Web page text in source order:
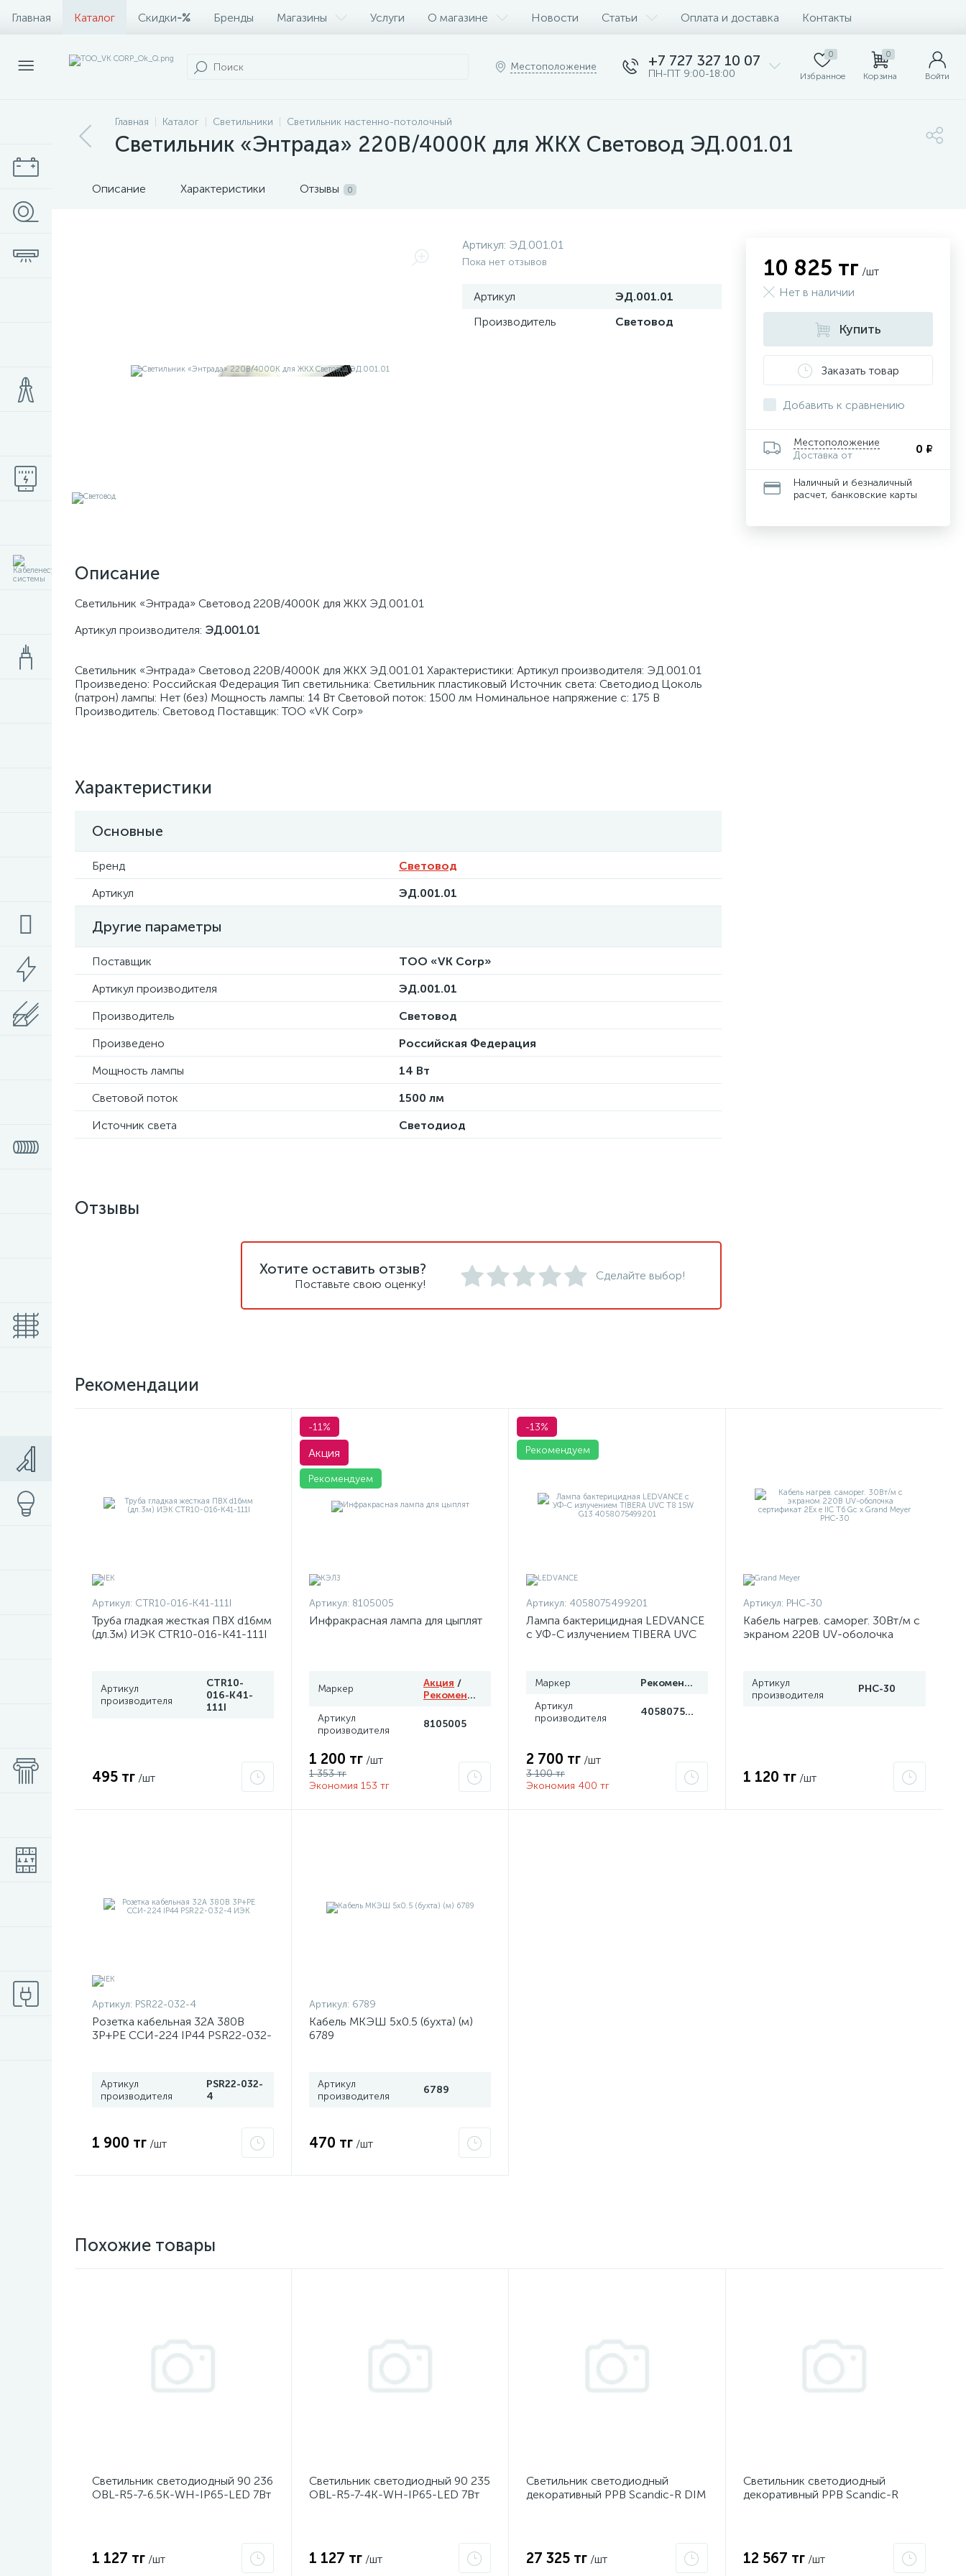
Главная Каталог Скидки-% Бренды Магазины Услуги О магазине Новости Статьи Оплата и доставка Контакты
Местоположение +7 727 327 10 07
ПН-ПТ 9:00-18:00
0
Избранное
0
Корзина Войти
Главная Каталог Светильники Светильник настенно-потолочный
Светильник «Энтрада» 220В/4000К для ЖКХ Световод ЭД.001.01
Описание Характеристики Отзывы 0
Артикул: ЭД.001.01
Пока нет отзывов
Артикул
ЭД.001.01
Производитель
Световод
Описание
Светильник «Энтрада» Световод 220В/4000К для ЖКХ ЭД.001.01
Артикул производителя: ЭД.001.01
Светильник «Энтрада» Световод 220В/4000К для ЖКХ ЭД.001.01 Характеристики: Артикул производителя: ЭД.001.01
Произведено: Российская Федерация Тип светильника: Светильник пластиковый Источник света: Светодиод Цоколь
(патрон) лампы: Нет (без) Мощность лампы: 14 Вт Световой поток: 1500 лм Номинальное напряжение с: 175 В
Производитель: Световод Поставщик: ТОО «VK Corp»
Характеристики
Основные
Бренд
Световод
Артикул
ЭД.001.01
Другие параметры
Поставщик
ТОО «VK Corp»
Артикул производителя
ЭД.001.01
Производитель
Световод
Произведено
Российская Федерация
Мощность лампы
14 Вт
Световой поток
1500 лм
Источник света
Светодиод
10 825 тг /шт
Нет в наличии
Купить
Заказать товар
Добавить к сравнению
Местоположение
Доставка от
0 ₽
Наличный и безналичный
расчет, банковские карты
Отзывы
Хотите оставить отзыв?
Поставьте свою оценку!
Сделайте выбор!
Рекомендации
Артикул: CTR10-016-K41-111I
Труба гладкая жесткая ПВХ d16мм
(дл.3м) ИЭК CTR10-016-K41-111I
Артикул
производителя
CTR10-
016-K41-
111I
495 тг /шт
-11%
Акция
Рекомендуем
Артикул: 8105005
Инфракрасная лампа для цыплят
Маркер Акция /
Рекомендуем
Артикул
производителя
8105005
1 200 тг /шт
1 353 тг
Экономия 153 тг
-13%
Рекомендуем
Артикул: 4058075499201
Лампа бактерицидная LEDVANCE
с УФ-С излучением TIBERA UVC
Маркер
Рекомендуем
Артикул
производителя
4058075499201
2 700 тг /шт
3 100 тг
Экономия 400 тг
Артикул: PHC-30
Кабель нагрев. саморег. 30Вт/м с
экраном 220В UV-оболочка
Артикул
производителя
PHC-30
1 120 тг /шт
Артикул: PSR22-032-4
Розетка кабельная 32А 380В
3P+PЕ ССИ-224 IP44 PSR22-032-
Артикул
производителя
PSR22-032-
4
1 900 тг /шт
Артикул: 6789
Кабель МКЭШ 5х0.5 (бухта) (м)
6789
Артикул
производителя
6789
470 тг /шт
Похожие товары
Светильник светодиодный 90 236
OBL-R5-7-6.5K-WH-IP65-LED 7Вт
1 127 тг /шт
Светильник светодиодный 90 235
OBL-R5-7-4K-WH-IP65-LED 7Вт
1 127 тг /шт
Светильник светодиодный
декоративный PPB Scandic-R DIM
27 325 тг /шт
Светильник светодиодный
декоративный PPB Scandic-R
12 567 тг /шт